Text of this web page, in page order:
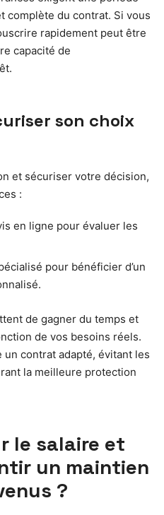
complète du contrat. Si vous
rapidement peut être
capacité de
son choix
et sécuriser votre décision,
:
en ligne pour évaluer les
pour bénéficier d’un
de gagner du temps et
de vos besoins réels.
contrat adapté, évitant les
la meilleure protection
le salaire et
un maintien
?